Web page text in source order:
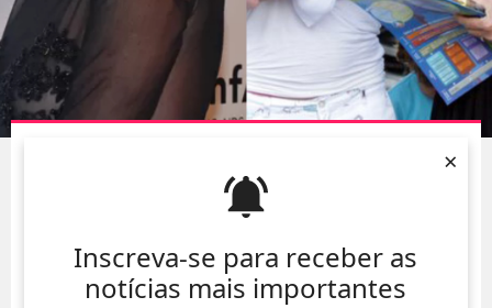
Inscreva-se para receber as
notícias mais importantes
×
FILHA DE ANA MARIA BRAGA DIVULGA OUTRO NOME
DA QUARTA HERDEIRA DUAS SEMANAS APÓS
APRESENTADORA CHAMÁ-LA DE LILA